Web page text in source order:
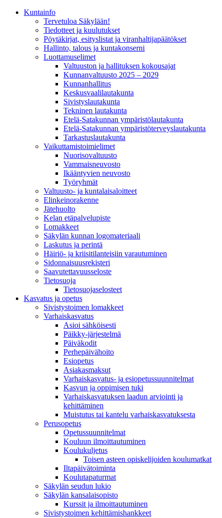
Kunta­info
Tervetuloa Säkylään!
Tiedotteet ja kuulutukset
Pöytäkirjat, esityslistat ja viranhaltijapäätökset
Hallinto, talous ja kuntakonserni
Luottamuselimet
Valtuuston ja hallituksen kokousajat
Kunnanvaltuusto 2025 – 2029
Kunnanhallitus
Keskusvaalilautakunta
Sivistyslautakunta
Tekninen lautakunta
Etelä-Satakunnan ympäristölautakunta
Etelä-Satakunnan ympäristöterveyslautakunta
Tarkastuslautakunta
Vaikuttamistoimielimet
Nuorisovaltuusto
Vammaisneuvosto
Ikääntyvien neuvosto
Työryhmät
Valtuusto- ja kuntalaisaloitteet
Elinkeinorakenne
Jätehuolto
Kelan etäpalvelupiste
Lomakkeet
Säkylän kunnan logomateriaali
Laskutus ja perintä
Häiriö- ja kriisitilanteisiin varautuminen
Sidonnaisuusrekisteri
Saavutettavuusseloste
Tietosuoja
Tietosuojaselosteet
Kasvatus ja opetus
Sivistystoimen lomakkeet
Varhaiskasvatus
Asioi sähköisesti
Päikky-järjestelmä
Päiväkodit
Perhepäivähoito
Esiopetus
Asiakasmaksut
Varhaiskasvatus- ja esiopetussuunnitelmat
Kasvun ja oppimisen tuki
Varhaiskasvatuksen laadun arviointi ja
kehittäminen
Muistutus tai kantelu varhaiskasvatuksesta
Perusopetus
Opetussuunnitelmat
Kouluun ilmoittautuminen
Koulukuljetus
Toisen asteen opiskelijoiden koulumatkat
Iltapäivätoiminta
Koulutapaturmat
Säkylän seudun lukio
Säkylän kansalaisopisto
Kurssit ja ilmoittautuminen
Sivistystoimen kehittämishankkeet